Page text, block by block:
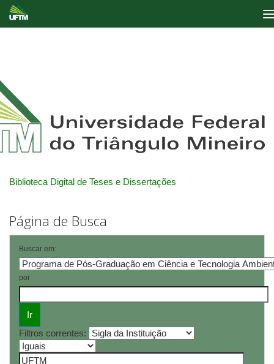
Biblioteca Digital de Teses e Dissertações
Página de Busca
Buscar em:
por
Filtros correntes: